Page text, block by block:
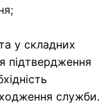
у складних
підтвердження
служби.